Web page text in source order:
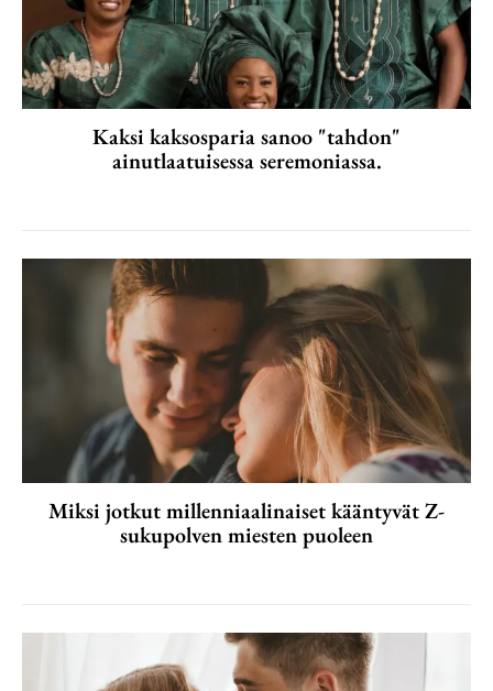
Kaksi kaksosparia sanoo "tahdon"
ainutlaatuisessa seremoniassa.
Miksi jotkut millenniaalinaiset kääntyvät Z-
sukupolven miesten puoleen